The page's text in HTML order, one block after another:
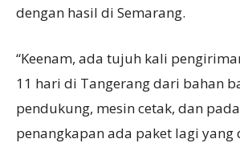
dengan hasil di Semarang.
“Keenam, ada tujuh kali
11 hari di Tangerang dari bahan
pendukung, mesin cetak, dan
penangkapan ada paket lagi